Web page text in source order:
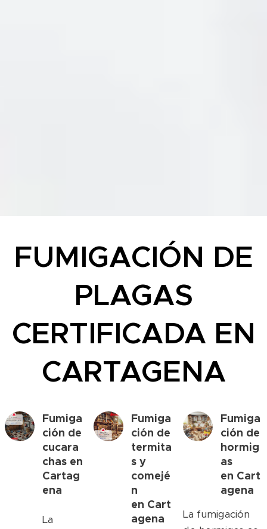
FUMIGACIÓN DE
PLAGAS
CERTIFICADA EN
CARTAGENA
Fumiga
ción de
cucara
chas en
Cartag
ena
La
Fumiga
ción de
termita
s y
comejé
n
en Cart
agena
Fumiga
ción de
hormig
as
en Cart
agena
La fumigación